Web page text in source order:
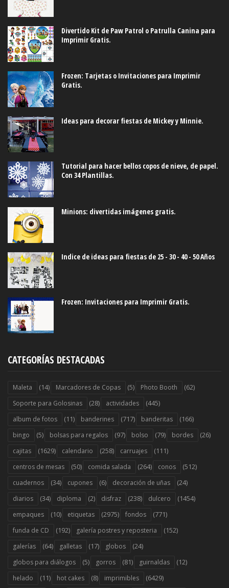
Divertido Kit de Paw Patrol o Patrulla Canina para
Imprimir Gratis.
Frozen: Tarjetas o Invitaciones para Imprimir
Gratis.
Ideas para decorar fiestas de Mickey y Minnie.
Tutorial para hacer bellos copos de nieve, de papel.
Con 34 Plantillas.
Minions: divertidas imágenes gratis.
Indice de ideas para fiestas de 25 - 30 - 40 - 50 Años
Frozen: Invitaciones para Imprimir Gratis.
CATEGORÍAS DESTACADAS
Maleta (14) Marcadores de Copas (5) Photo Booth (62)
Soporte para Golosinas (28) actividades (445)
album de fotos (11) banderines (717) banderitas (166)
bingo (5) bolsas para regalos (97) bolso (79) bordes (26)
cajitas (1629) calendario (258) carruajes (111)
centros de mesas (50) comida salada (264) conos (512)
cuadernos (34) cupones (6) decoración de uñas (24)
diarios (34) diploma (2) disfraz (238) dulcero (1454)
empaques (10) etiquetas (2975) fondos (771)
funda de CD (192) galería postres y reposteria (152)
galerías (64) galletas (17) globos (24)
globos para diálogos (5) gorros (81) guirnaldas (12)
helado (11) hot cakes (8) imprimibles (6429)